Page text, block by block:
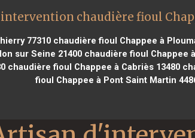
chaudière fioul
77310chaudière fioul Chappee à
sur Seine 21400chaudière fioul Chappee
chaudière fioul Chappee à Cabriès 13480
fioul Chappee à Pont Saint Martin